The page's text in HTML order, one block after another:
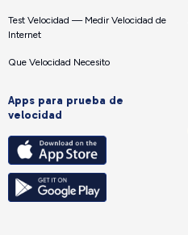
Test Velocidad — Medir Velocidad de
Internet
Que Velocidad Necesito
Apps para prueba de
velocidad